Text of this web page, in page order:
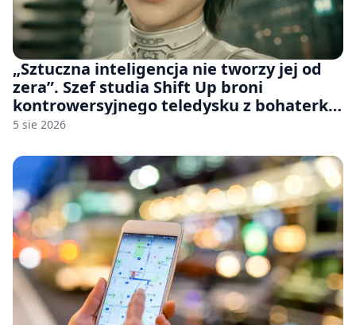
„Sztuczna inteligencja nie tworzy jej od
zera”. Szef studia Shift Up broni
kontrowersyjnego teledysku z bohaterką
Stellar Blade: Blood Rain
5 sie 2026